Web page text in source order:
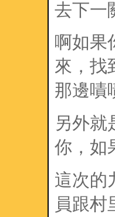
去下一
啊如果
來，找
那邊
另外就
你，如
這次的
員跟